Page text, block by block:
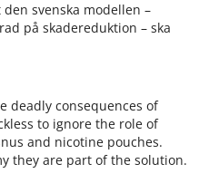
svenska modellen –
på skadereduktion – ska
deadly consequences of
to ignore the role of
and nicotine pouches.
they are part of the solution.